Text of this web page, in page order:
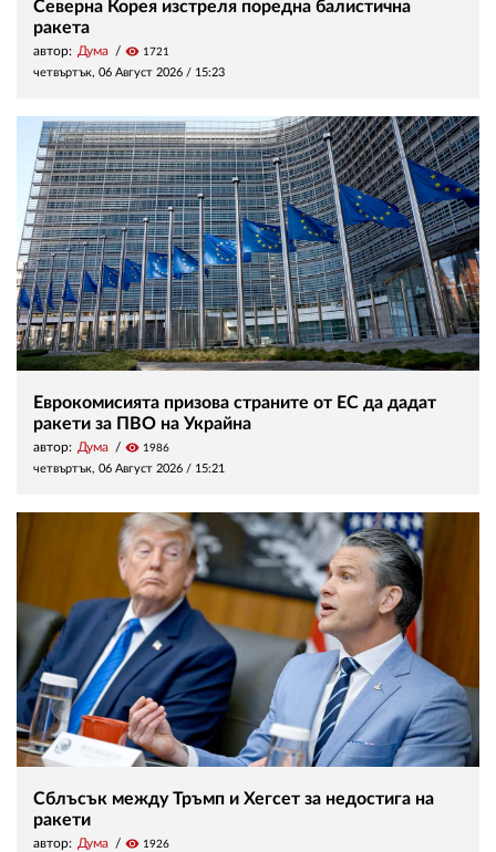
Северна Корея изстреля поредна балистична
ракета
автор: Дума visibility 1721
четвъртък, 06 Август 2026 / 15:23
Еврокомисията призова страните от ЕС да дадат
ракети за ПВО на Украйна
автор: Дума visibility 1986
четвъртък, 06 Август 2026 / 15:21
Сблъсък между Тръмп и Хегсет за недостига на
ракети
автор: Дума visibility 1926